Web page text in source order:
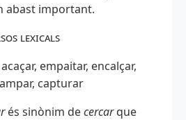
abast important.
lexicals
empaitar, encalçar,
capturar
és sinònim decercarque